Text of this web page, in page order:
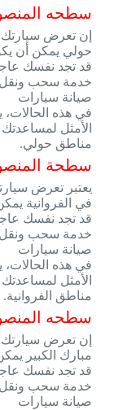
سطحه
إن تعرض سيارتك
حولي يمكن أن
قد تجد نفسك
خدمة سحب ونقل
صيانة سيارات
الأمثل
مناطق حولي.
سطحة
يعتبر تعرض
في الفروانية
قد تجد نفسك
خدمة سحب ونقل
صيانة سيارات
الأمثل
مناطق الفروانية.
سطحه
إن تعرض سيارتك
مبارك الكبير
قد تجد نفسك
خدمة سحب ونقل
صيانة سيارات